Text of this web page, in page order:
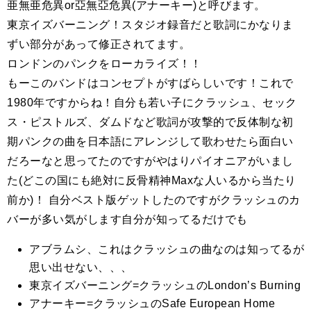
亜無亜危異or亞無亞危異(アナーキー)と呼びます。
東京イズバーニング！スタジオ録音だと歌詞にかなりま
ずい部分があって修正されてます。
ロンドンのパンクをローカライズ！！
もーこのバンドはコンセプトがすばらしいです！これで
1980年ですからね！自分も若い子にクラッシュ、セック
ス・ピストルズ、ダムドなど歌詞が攻撃的で反体制な初
期パンクの曲を日本語にアレンジして歌わせたら面白い
だろーなと思ってたのですがやはりパイオニアがいまし
た(どこの国にも絶対に反骨精神Maxな人いるから当たり
前か)！ 自分ベスト版ゲットしたのですがクラッシュのカ
バーが多い気がします自分が知ってるだけでも
アブラムシ、これはクラッシュの曲なのは知ってるが
思い出せない、、、
東京イズバーニング=クラッシュのLondon’s Burning
アナーキー=クラッシュのSafe European Home